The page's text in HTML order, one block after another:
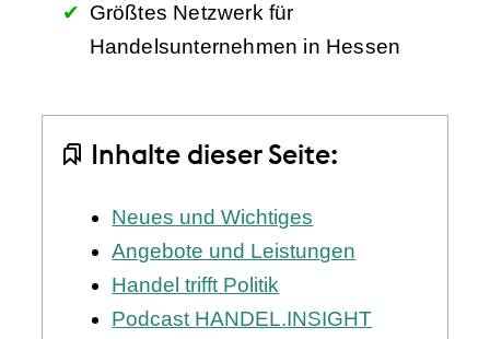
Größtes Netzwerk für
Handelsunternehmen in Hessen
Inhalte dieser Seite:
Neues und Wichtiges
Angebote und Leistungen
Handel trifft Politik
Podcast HANDEL.INSIGHT